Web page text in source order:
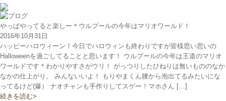
やっぱやってると楽しー＊ウルプールの今年はマリオワールド！
2016年10月31日
ハッピーハロウィーン！今日でハロウィンも終わりですが皆様思い思いの
Halloweenを過ごしてることと思います！ ウルプールの今年は王道のマリオ
ワールドです＊わかりやすさがウリ！ がっつりしたひねりは無いもののなか
なかの仕上がり。 みんないいよ！ もりやまくん腰から泡出てるみたいにな
ってるけど(爆） ナオチャンも手作りしてスゲー！マホさん […]
続きを読む>